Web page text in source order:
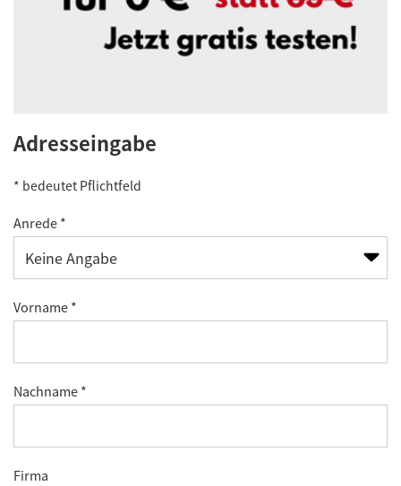
Adresseingabe
* bedeutet Pflichtfeld
Anrede *
Vorname *
Nachname *
Firma